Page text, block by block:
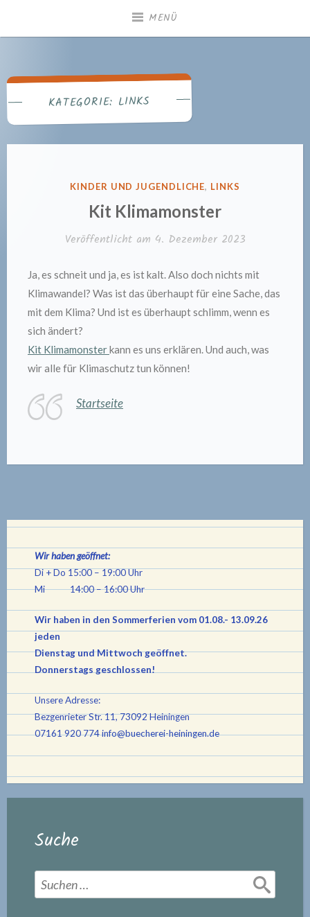
MENÜ
Gemeindebücherei
Heiningen
KATEGORIE: LINKS
VERÖFFENTLICHT
KINDER UND JUGENDLICHE, LINKS
Kit Klimamonster
Veröffentlicht am 4. Dezember 2023
Ja, es schneit und ja, es ist kalt. Also doch nichts mit
Klimawandel? Was ist das überhaupt für eine Sache, das
mit dem Klima? Und ist es überhaupt schlimm, wenn es
sich ändert?
Kit Klimamonsterkann es uns erklären. Und auch, was
wir alle für Klimaschutz tun können!
Startseite
Wir haben geöffnet:
Di + Do 15:00 – 19:00 Uhr
Mi 14:00 – 16:00 Uhr
Wir haben in den Sommerferien vom 01.08.- 13.09.26
jeden
Dienstag und Mittwoch geöffnet.
Donnerstags geschlossen!
Unsere Adresse:
Bezgenrieter Str. 11, 73092 Heiningen
07161 920 774info@buecherei-heiningen.de
Suche
Suchen
nach: